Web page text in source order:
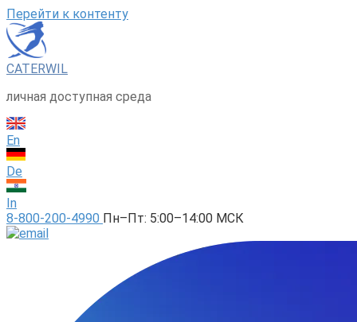
Перейти к контенту
CATERWIL
личная доступная среда
En
De
In
8-800-200-4990 Пн–Пт: 5:00–14:00 МСК